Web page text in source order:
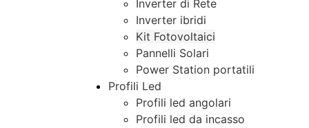
Inverter di Rete
Inverter ibridi
Kit Fotovoltaici
Pannelli Solari
Power Station portatili
Profili Led
Profili led angolari
Profili led da incasso